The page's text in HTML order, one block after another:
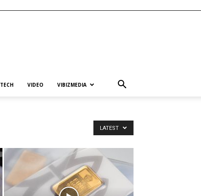
TECH VIDEO VIBIZMEDIA
LATEST